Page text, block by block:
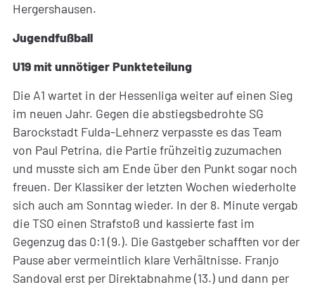
Hergershausen.
Jugendfußball
U19 mit unnötiger Punkteteilung
Die A1 wartet in der Hessenliga weiter auf einen Sieg
im neuen Jahr. Gegen die abstiegsbedrohte SG
Barockstadt Fulda-Lehnerz verpasste es das Team
von Paul Petrina, die Partie frühzeitig zuzumachen
und musste sich am Ende über den Punkt sogar noch
freuen. Der Klassiker der letzten Wochen wiederholte
sich auch am Sonntag wieder. In der 8. Minute vergab
die TSO einen Strafstoß und kassierte fast im
Gegenzug das 0:1 (9.). Die Gastgeber schafften vor der
Pause aber vermeintlich klare Verhältnisse. Franjo
Sandoval erst per Direktabnahme (13.) und dann per